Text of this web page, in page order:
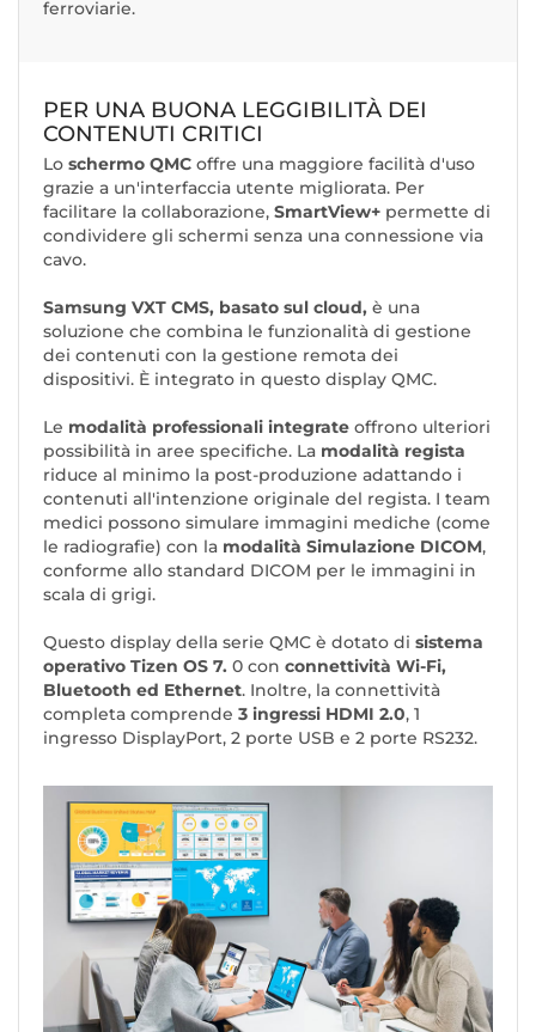
ferroviarie.
PER UNA BUONA LEGGIBILITÀ DEI
CONTENUTI CRITICI
Lo schermo QMC offre una maggiore facilità d'uso
grazie a un'interfaccia utente migliorata. Per
facilitare la collaborazione, SmartView+ permette di
condividere gli schermi senza una connessione via
cavo.
Samsung VXT CMS, basato sul cloud, è una
soluzione che combina le funzionalità di gestione
dei contenuti con la gestione remota dei
dispositivi. È integrato in questo display QMC.
Le modalità professionali integrate offrono ulteriori
possibilità in aree specifiche. La modalità regista
riduce al minimo la post-produzione adattando i
contenuti all'intenzione originale del regista. I team
medici possono simulare immagini mediche (come
le radiografie) con la modalità Simulazione DICOM,
conforme allo standard DICOM per le immagini in
scala di grigi.
Questo display della serie QMC è dotato di sistema
operativo Tizen OS 7. 0 con connettività Wi-Fi,
Bluetooth ed Ethernet. Inoltre, la connettività
completa comprende 3 ingressi HDMI 2.0, 1
ingresso DisplayPort, 2 porte USB e 2 porte RS232.